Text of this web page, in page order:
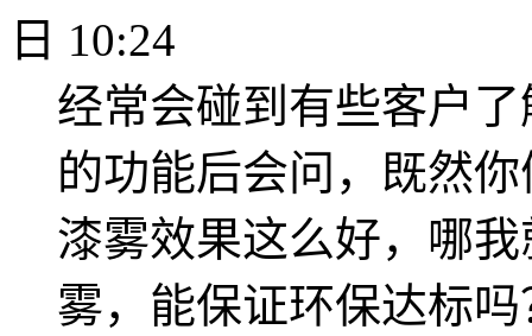
日 10:24
经常会碰到有些客户
的功能后会问，既然
漆雾效果这么好，哪
雾，能保证环保达标吗